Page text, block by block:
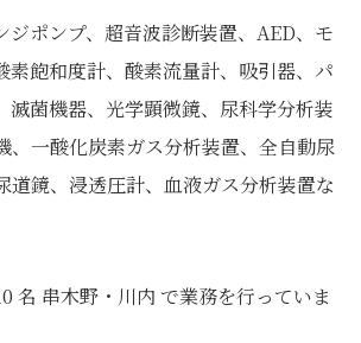
ジポンプ、超音波診断装置、AED、モ
素飽和度計、酸素流量計、吸引器、パ
滅菌機器、光学顕微鏡、尿科学分析装
、一酸化炭素ガス分析装置、全自動尿
道鏡、浸透圧計、血液ガス分析装置な
名 串木野・川内 で業務を行っていま